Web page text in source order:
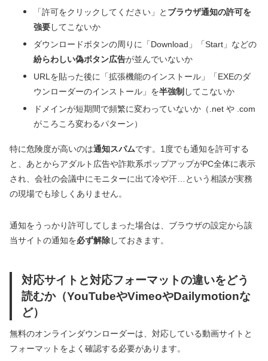
「許可をクリックしてください」と ブラウザ通知の許可を
強要してこないか
ダウンロードボタンの周りに「Download」「Start」などの
紛らわしい偽ボタン広告が並んでいないか
URLを貼った後に「拡張機能のインストール」「EXEのダ
ウンローダーのインストール」を半強制 してこないか
ドメインが短期間で頻繁に変わっていないか（.net や .com
がころころ変わるパターン）
特に危険度が高いのは通知スパムです。1度でも通知を許可する
と、あとからアダルト広告や詐欺系ポップアップがPC全体に表示
され、会社の会議中にモニターに出て冷や汗…という相談が実務
の現場でも珍しくありません。
通知をうっかり許可してしまった場合は、ブラウザの設定から該
当サイトの通知を必ず解除しておきます。
対応サイトと対応フォーマットの違いをどう
読むか（YouTubeやVimeoやDailymotionな
ど）
無料のオンラインダウンローダーは、対応している動画サイトと
フォーマットをよく確認する必要があります。